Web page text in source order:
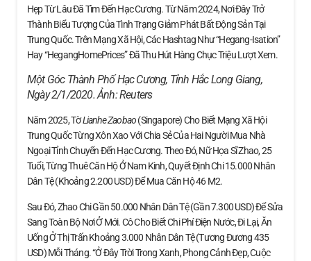
Hẹp Từ Lâu Đã Tìm Đến Hạc Cương. Từ Năm 2024, Nơi Đây Trở
Thành Biểu Tượng Của Tình Trạng Giảm Phát Bất Động Sản Tại
Trung Quốc. Trên Mạng Xã Hội, Các Hashtag Như “Hegang-Isation”
Hay “HegangHomePrices” Đã Thu Hút Hàng Chục Triệu Lượt Xem.
Một Góc Thành Phố Hạc Cương, Tỉnh Hắc Long Giang,
Ngày 2/1/2020. Ảnh:Reuters
Năm 2025, TờLianhe Zaobao(Singapore) Cho Biết Mạng Xã Hội
Trung Quốc Từng Xôn Xao Với Chia Sẻ Của Hai Người Mua Nhà
Ngoại Tỉnh Chuyển Đến Hạc Cương. Theo Đó, Nữ Họa Sĩ Zhao, 25
Tuổi, Từng Thuê Căn Hộ Ở Nam Kinh, Quyết Định Chi 15.000 Nhân
Dân Tệ (khoảng 2.200 USD) Để Mua Căn Hộ 46 M2.
Sau Đó, Zhao Chi Gần 50.000 Nhân Dân Tệ (gần 7.300 USD) Để Sửa
Sang Toàn Bộ Nơi Ở Mới. Cô Cho Biết Chi Phí Điện Nước, Đi Lại, Ăn
Uống Ở Thị Trấn Khoảng 3.000 Nhân Dân Tệ (tương Đương 435
USD) Mỗi Tháng. “Ở Đây Trời Trong Xanh, Phong Cảnh Đẹp, Cuộc